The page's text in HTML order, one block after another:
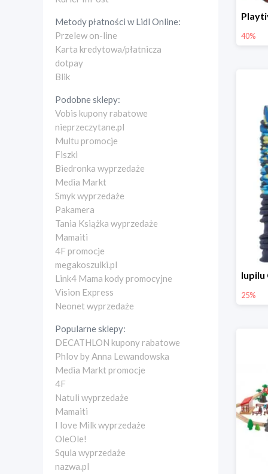
Metody płatności wLidl Online:
Przelew on-line
Karta kredytowa/płatnicza
dotpay
Blik
Podobne sklepy:
Vobis kupony rabatowe
nieprzeczytane.pl
Multu promocje
Fiszki
Biedronka wyprzedaże
Media Markt
Smyk wyprzedaże
Pakamera
Tania Książka wyprzedaże
Mamaiti
4F promocje
megakoszulki.pl
Link4 Mama kody promocyjne
Vision Express
Neonet wyprzedaże
Popularne sklepy:
DECATHLON kupony rabatowe
Phlov by Anna Lewandowska
Media Markt promocje
4F
Natuli wyprzedaże
Mamaiti
I love Milk wyprzedaże
OleOle!
Squla wyprzedaże
nazwa.pl
40%
25%